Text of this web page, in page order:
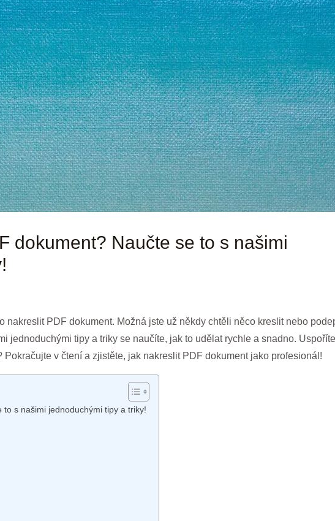
dokument? Naučte se to s našimi
nakreslit PDF dokument. Možná jste už někdy chtěli něco kreslit nebo
jednoduchými tipy a triky se naučíte, jak to udělat rychle a snadno.
v čtení a zjistěte, jak nakreslit PDF dokument jako profesionál!
s našimi jednoduchými tipy a triky!